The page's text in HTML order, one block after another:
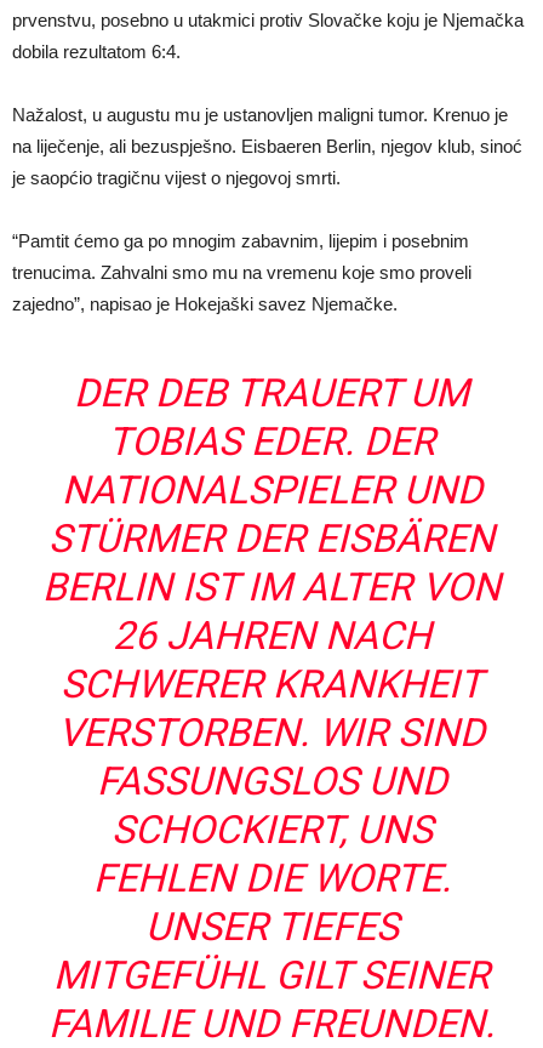
prvenstvu, posebno u utakmici protiv Slovačke koju je Njemačka
dobila rezultatom 6:4.
Nažalost, u augustu mu je ustanovljen maligni tumor. Krenuo je
na liječenje, ali bezuspješno. Eisbaeren Berlin, njegov klub, sinoć
je saopćio tragičnu vijest o njegovoj smrti.
“Pamtit ćemo ga po mnogim zabavnim, lijepim i posebnim
trenucima. Zahvalni smo mu na vremenu koje smo proveli
zajedno”, napisao je Hokejaški savez Njemačke.
DER DEB TRAUERT UM
TOBIAS EDER. DER
NATIONALSPIELER UND
STÜRMER DER EISBÄREN
BERLIN IST IM ALTER VON
26 JAHREN NACH
SCHWERER KRANKHEIT
VERSTORBEN. WIR SIND
FASSUNGSLOS UND
SCHOCKIERT, UNS
FEHLEN DIE WORTE.
UNSER TIEFES
MITGEFÜHL GILT SEINER
FAMILIE UND FREUNDEN.